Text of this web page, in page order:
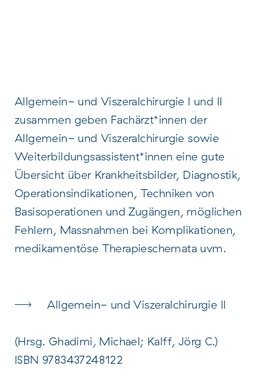
Allgemein- und Viszeralchirurgie I und II
zusammen geben Fachärzt*innen der
Allgemein- und Viszeralchirurgie sowie
Weiterbildungsassistent*innen eine gute
Übersicht über Krankheitsbilder, Diagnostik,
Operationsindikationen, Techniken von
Basisoperationen und Zugängen, möglichen
Fehlern, Massnahmen bei Komplikationen,
medikamentöse Therapieschemata uvm.
Allgemein- und Viszeralchirurgie II
(Hrsg. Ghadimi, Michael; Kalff, Jörg C.)
ISBN 9783437248122